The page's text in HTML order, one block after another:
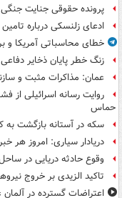
پرونده حقوقی جنایت جنگی
ادعای زلنسکی درباره
خطای محاسباتی آمریکا و
زنگ خطر پایان ذخایر
عمان: مذاکرات مثبت و
روایت رسانه اسرائیلی از
حماس
سکه در آستانه بازگشت به کانال ۱۸۸
دریادار سیاری: امروز هر
وقوع حادثه دریایی در
تاکید الزیدی بر خروج
اعتراضات گسترده در